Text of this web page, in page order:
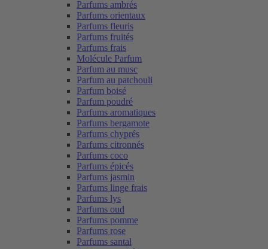
Parfums ambrés
Parfums orientaux
Parfums fleuris
Parfums fruités
Parfums frais
Molécule Parfum
Parfum au musc
Parfum au patchouli
Parfum boisé
Parfum poudré
Parfums aromatiques
Parfums bergamote
Parfums chyprés
Parfums citronnés
Parfums coco
Parfums épicés
Parfums jasmin
Parfums linge frais
Parfums lys
Parfums oud
Parfums pomme
Parfums rose
Parfums santal